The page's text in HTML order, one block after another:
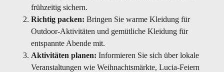
frühzeitig sichern.
Richtig packen: Bringen Sie warme Kleidung für
Outdoor-Aktivitäten und gemütliche Kleidung für
entspannte Abende mit.
Aktivitäten planen: Informieren Sie sich über lokale
Veranstaltungen wie Weihnachtsmärkte, Lucia-Feiern